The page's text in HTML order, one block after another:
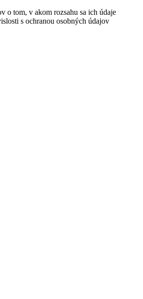
o tom, v akom rozsahu sa ich údaje
s ochranou osobných údajov